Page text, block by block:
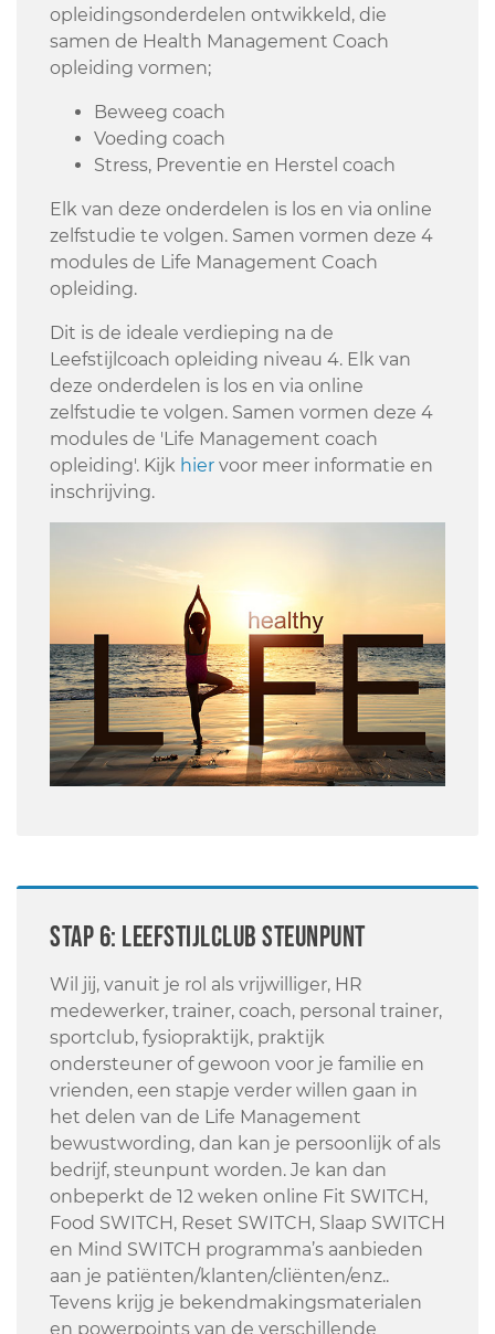
opleidingsonderdelen ontwikkeld, die
samen de Health Management Coach
opleiding vormen;
Beweeg coach
Voeding coach
Stress, Preventie en Herstel coach
Elk van deze onderdelen is los en via online
zelfstudie te volgen. Samen vormen deze 4
modules de Life Management Coach
opleiding.
Dit is de ideale verdieping na de
Leefstijlcoach opleiding niveau 4. Elk van
deze onderdelen is los en via online
zelfstudie te volgen. Samen vormen deze 4
modules de 'Life Management coach
opleiding'. Kijk hier voor meer informatie en
inschrijving.
STAP 6: Leefstijlclub steunpunt
Wil jij, vanuit je rol als vrijwilliger, HR
medewerker, trainer, coach, personal trainer,
sportclub, fysiopraktijk, praktijk
ondersteuner of gewoon voor je familie en
vrienden, een stapje verder willen gaan in
het delen van de Life Management
bewustwording, dan kan je persoonlijk of als
bedrijf, steunpunt worden. Je kan dan
onbeperkt de 12 weken online Fit SWITCH,
Food SWITCH, Reset SWITCH, Slaap SWITCH
en Mind SWITCH programma’s aanbieden
aan je patiënten/klanten/cliënten/enz..
Tevens krijg je bekendmakingsmaterialen
en powerpoints van de verschillende